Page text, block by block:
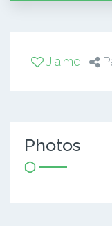
J'aime
Photos